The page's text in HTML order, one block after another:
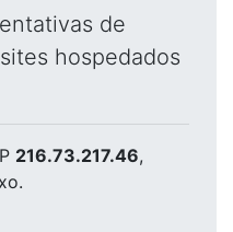
de
hospedados
216.73.217.46,